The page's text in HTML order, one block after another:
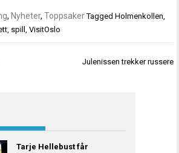
, Nyheter,Toppsaker TaggedHolmenkollen,
, spill,VisitOslo
Julenissen trekker russere
Tarje Hellebust får